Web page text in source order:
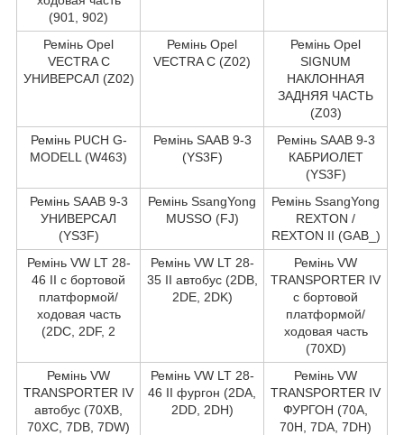
(901, 902)
Ремінь Opel
VECTRA C
УНИВЕРСАЛ (Z02)
Ремінь Opel
VECTRA C (Z02)
Ремінь Opel
SIGNUM
НАКЛОННАЯ
ЗАДНЯЯ ЧАСТЬ
(Z03)
Ремінь PUCH G-
MODELL (W463)
Ремінь SAAB 9-3
(YS3F)
Ремінь SAAB 9-3
КАБРИОЛЕТ
(YS3F)
Ремінь SAAB 9-3
УНИВЕРСАЛ
(YS3F)
Ремінь SsangYong
MUSSO (FJ)
Ремінь SsangYong
REXTON /
REXTON II (GAB_)
Ремінь VW LT 28-
46 II c бортовой
платформой/
ходовая часть
(2DC, 2DF, 2
Ремінь VW LT 28-
35 II автобус (2DB,
2DE, 2DK)
Ремінь VW
TRANSPORTER IV
c бортовой
платформой/
ходовая часть
(70XD)
Ремінь VW
TRANSPORTER IV
автобус (70XB,
70XC, 7DB, 7DW)
Ремінь VW LT 28-
46 II фургон (2DA,
2DD, 2DH)
Ремінь VW
TRANSPORTER IV
ФУРГОН (70A,
70H, 7DA, 7DH)